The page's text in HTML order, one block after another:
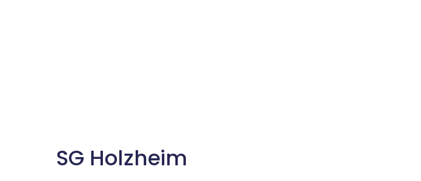
SG Holzheim